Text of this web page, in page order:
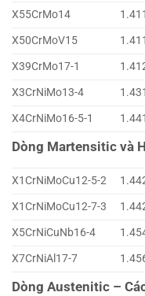
X55CrMo14
1.411
X50CrMoV15
X39CrMo17-1
X3CrNiMo13-4
X4CrNiMo16-5-1
Dòng Martensitic và
X1CrNiMoCu12-5-2
X1CrNiMoCu12-7-3
X5CrNiCuNb16-4
X7CrNiAl17-7
Dòng Austenitic –